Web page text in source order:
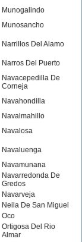
Munogalindo
Munosancho
Narrillos Del Alamo
Narros Del Puerto
Navacepedilla De
Corneja
Navahondilla
Navalmahillo
Navalosa
Navaluenga
Navamunana
Navarredonda De
Gredos
Navarveja
Neila De San Miguel
Oco
Ortigosa Del Rio
Almar